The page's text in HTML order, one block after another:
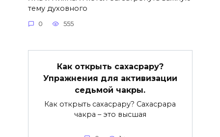
тему духовного
0 555
Как открыть сахасрару?
Упражнения для активизации
седьмой чакры.
Как открыть сахасрару? Сахасрара
чакра – это высшая